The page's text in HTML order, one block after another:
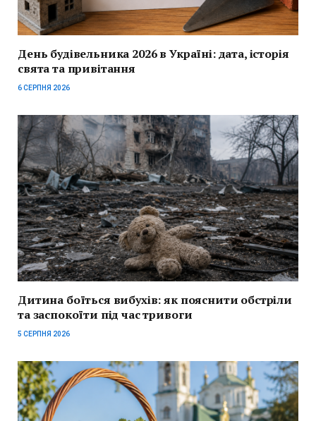
День будівельника 2026 в Україні: дата, історія
свята та привітання
6 СЕРПНЯ 2026
Дитина боїться вибухів: як пояснити обстріли
та заспокоїти під час тривоги
5 СЕРПНЯ 2026